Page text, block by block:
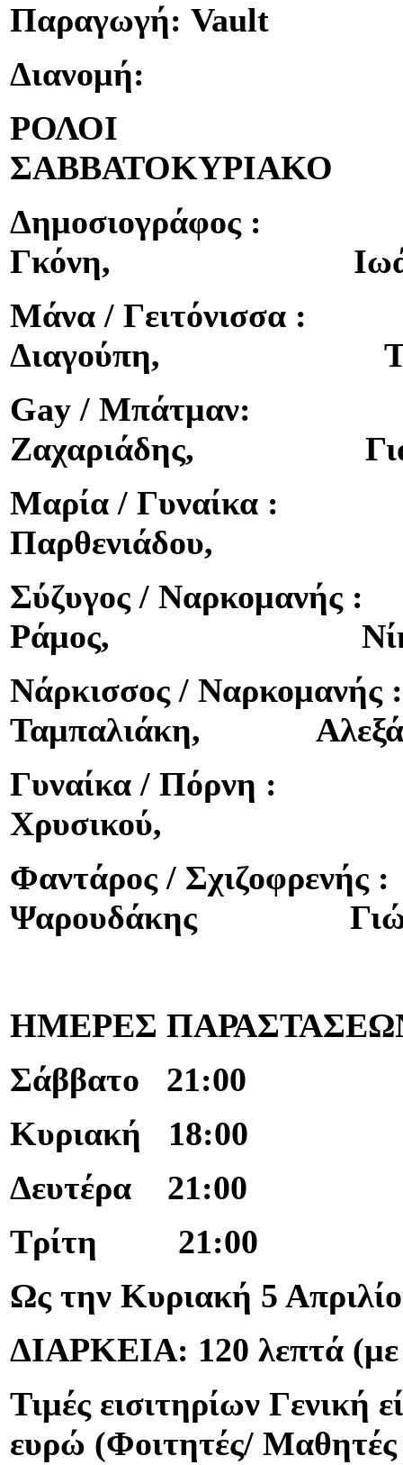
Παραγωγή: Vault
Διανομή:
Γκόνη, Ιωάννα
Μάνα /
Διαγούπη, Τζένη
Gay /
Ζαχαριάδης,
Μαρία /
Παρθενιάδου,
Σύζυγος /
Ράμος, Νίκος
Νάρκισσος / Ναρκομανής
Ταμπαλιάκη,
Γυναίκα /
Χρυσικού,
Φαντάρος /
Ψαρουδάκης
ΗΜΕΡΕΣ
Σάββατο 21:00
Κυριακή 18:00
Δευτέρα 21:00
Τρίτη 21:00
Ως την Κυριακή 5
ΔΙΑΡΚΕΙΑ: 120 λεπτά (με
Τιμές εισιτηρίων
ευρώ (Φοιτητές/